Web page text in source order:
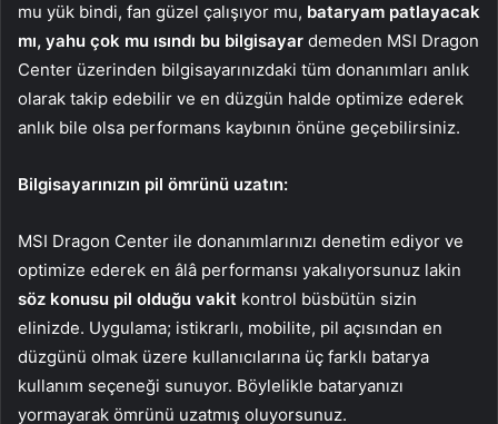
mu yük bindi, fan güzel çalışıyor mu, bataryam patlayacak
mı, yahu çok mu ısındı bu bilgisayar demeden MSI Dragon
Center üzerinden bilgisayarınızdaki tüm donanımları anlık
olarak takip edebilir ve en düzgün halde optimize ederek
anlık bile olsa performans kaybının önüne geçebilirsiniz.
Bilgisayarınızın pil ömrünü uzatın:
MSI Dragon Center ile donanımlarınızı denetim ediyor ve
optimize ederek en âlâ performansı yakalıyorsunuz lakin
söz konusu pil olduğu vakit kontrol büsbütün sizin
elinizde. Uygulama; istikrarlı, mobilite, pil açısından en
düzgünü olmak üzere kullanıcılarına üç farklı batarya
kullanım seçeneği sunuyor. Böylelikle bataryanızı
yormayarak ömrünü uzatmış oluyorsunuz.